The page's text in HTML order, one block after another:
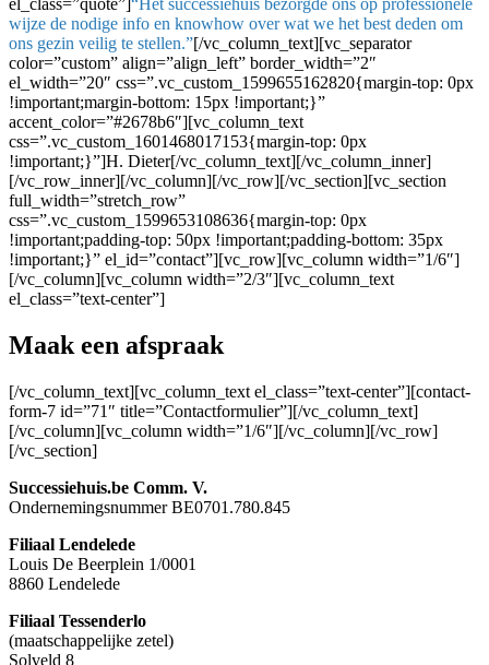
wijze de nodige info en knowhow over wat we het best deden om
ons gezin veilig te stellen.”[/vc_column_text][vc_separator
color=”custom” align=”align_left” border_width=”2″
el_width=”20″ css=”.vc_custom_1599655162820{margin-top: 0px
!important;margin-bottom: 15px !important;}”
accent_color=”#2678b6″][vc_column_text
css=”.vc_custom_1601468017153{margin-top: 0px
!important;}”]H. Dieter[/vc_column_text][/vc_column_inner]
[/vc_row_inner][/vc_column][/vc_row][/vc_section][vc_section
full_width=”stretch_row”
css=”.vc_custom_1599653108636{margin-top: 0px
!important;padding-top: 50px !important;padding-bottom: 35px
!important;}” el_id=”contact”][vc_row][vc_column width=”1/6″]
[/vc_column][vc_column width=”2/3″][vc_column_text
el_class=”text-center”]
Maak een afspraak
[/vc_column_text][vc_column_text el_class=”text-center”][contact-
form-7 id=”71″ title=”Contactformulier”][/vc_column_text]
[/vc_column][vc_column width=”1/6″][/vc_column][/vc_row]
[/vc_section]
Successiehuis.be Comm. V.
Ondernemingsnummer BE0701.780.845
Filiaal Lendelede
Louis De Beerplein 1/0001
8860 Lendelede
Filiaal Tessenderlo
(maatschappelijke zetel)
Solveld 8